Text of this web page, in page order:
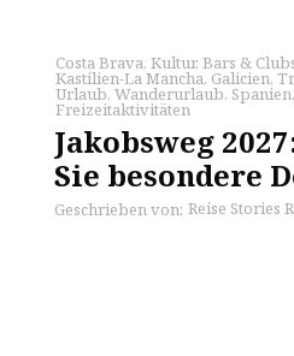
Costa Brava, Kultur, Bars &
Kastilien-La Mancha, Galicien,
Urlaub, Wanderurlaub, Spanien,
Freizeitaktivitäten
Jakobsweg
Sie besondere
Geschrieben von: Reise Stories